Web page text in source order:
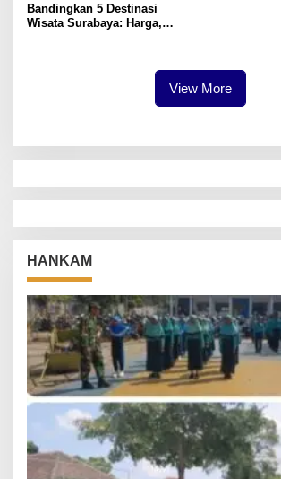
Bandingkan 5 Destinasi
Wisata Surabaya: Harga,
View More
HANKAM